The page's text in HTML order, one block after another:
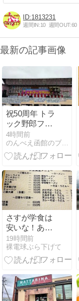
1813231
週間IN:10 週間OUT:60
最新の記事画像
祝50周年 トラ
ック野郎フェ
ス
4時間前
さすが学食は
安いな！あり
がたいぜ！
19時間前
裸電球ぶら下げて